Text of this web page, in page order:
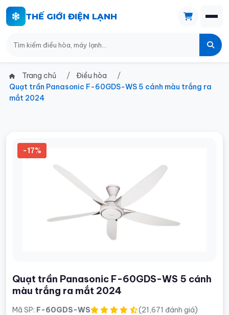
THẾ GIỚI ĐIỆN LẠNH
Trang chủ
Điều hòa
Quạt trần Panasonic F-60GDS-WS 5 cánh màu trắng ra
mắt 2024
-17%
Quạt trần Panasonic F-60GDS-WS 5 cánh
màu trắng ra mắt 2024
Mã SP: F-60GDS-WS (21,671 đánh giá)